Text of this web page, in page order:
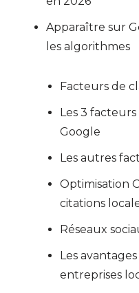
Apparaître sur
les algorithmes
Facteurs de
Les 3
Google
Les autres
Optimisation
citations
Réseaux
Les
entreprises